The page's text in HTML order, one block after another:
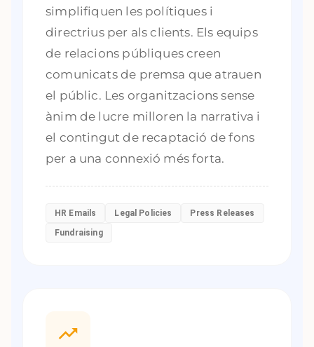
simplifiquen les polítiques i
directrius per als clients. Els equips
de relacions públiques creen
comunicats de premsa que atrauen
el públic. Les organitzacions sense
ànim de lucre milloren la narrativa i
el contingut de recaptació de fons
per a una connexió més forta.
HR Emails Legal Policies
Press Releases
Fundraising